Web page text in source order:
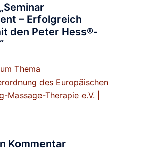
Seminar
– Erfolgreich
den Peter Hess®-
“
Thema
des Europäischen
Massage-Therapie e.V. |
Kommentar